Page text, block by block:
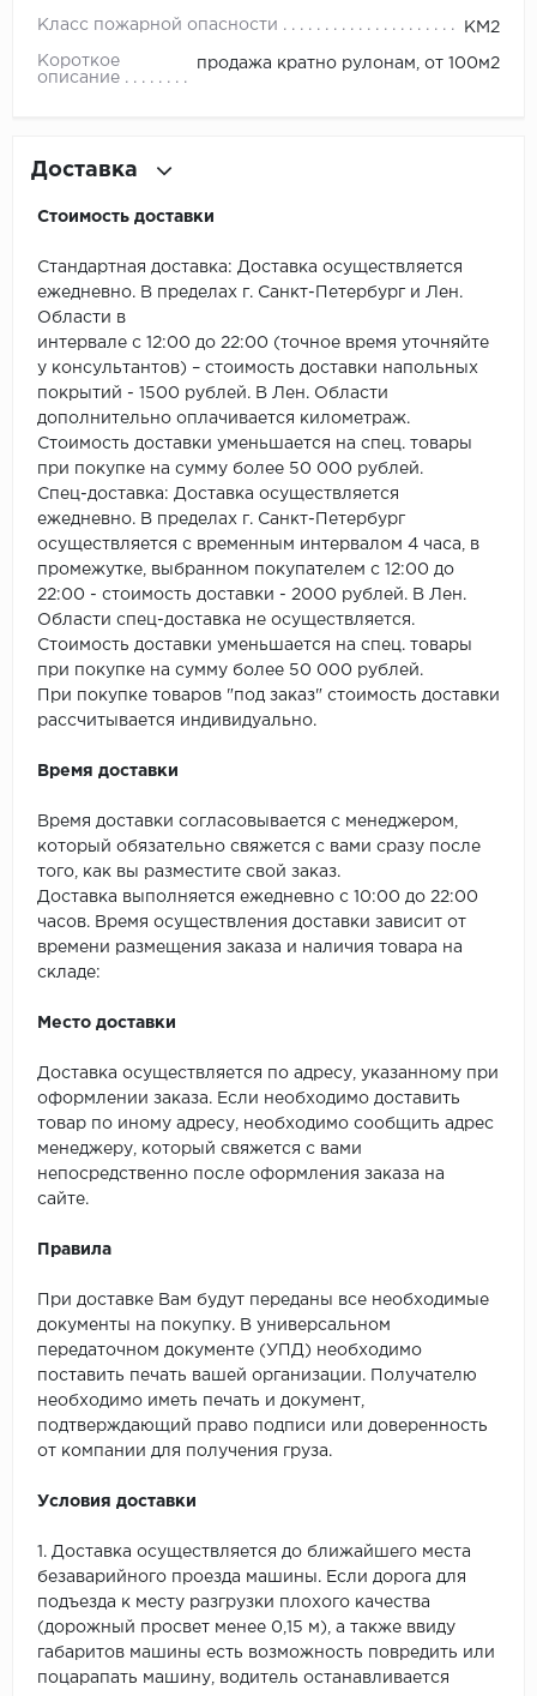
Quality Flooring
SPC Betta
SPC DEW
SPC Ideal Flooring
SPC Kronostep
SPC Promo
SPC Stronghold
TANTO
Veon
Vinil click
Vinilam
Класс пожарной опасности КМ2
Короткое
описание
продажа кратно рулонам, от 100м2
Доставка
Стоимость доставки
Стандартная доставка: Доставка осуществляется
ежедневно. В пределах г. Санкт-Петербург и Лен.
Области в
интервале с 12:00 до 22:00 (точное время уточняйте
у консультантов) – стоимость доставки напольных
покрытий - 1500 рублей. В Лен. Области
дополнительно оплачивается километраж.
Стоимость доставки уменьшается на спец. товары
при покупке на сумму более 50 000 рублей.
Спец-доставка: Доставка осуществляется
ежедневно. В пределах г. Санкт-Петербург
осуществляется с временным интервалом 4 часа, в
промежутке, выбранном покупателем с 12:00 до
22:00 - стоимость доставки - 2000 рублей. В Лен.
Области спец-доставка не осуществляется.
Стоимость доставки уменьшается на спец. товары
при покупке на сумму более 50 000 рублей.
При покупке товаров "под заказ" стоимость доставки
рассчитывается индивидуально.
Время доставки
Время доставки согласовывается с менеджером,
который обязательно свяжется с вами сразу после
того, как вы разместите свой заказ.
Доставка выполняется ежедневно с 10:00 до 22:00
часов. Время осуществления доставки зависит от
времени размещения заказа и наличия товара на
складе:
Место доставки
Доставка осуществляется по адресу, указанному при
оформлении заказа. Если необходимо доставить
товар по иному адресу, необходимо сообщить адрес
менеджеру, который свяжется с вами
непосредственно после оформления заказа на
сайте.
Правила
При доставке Вам будут переданы все необходимые
документы на покупку. В универсальном
передаточном документе (УПД) необходимо
поставить печать вашей организации. Получателю
необходимо иметь печать и документ,
подтверждающий право подписи или доверенность
от компании для получения груза.
Условия доставки
1. Доставка осуществляется до ближайшего места
безаварийного проезда машины. Если дорога для
подъезда к месту разгрузки плохого качества
(дорожный просвет менее 0,15 м), а также ввиду
габаритов машины есть возможность повредить или
поцарапать машину, водитель останавливается